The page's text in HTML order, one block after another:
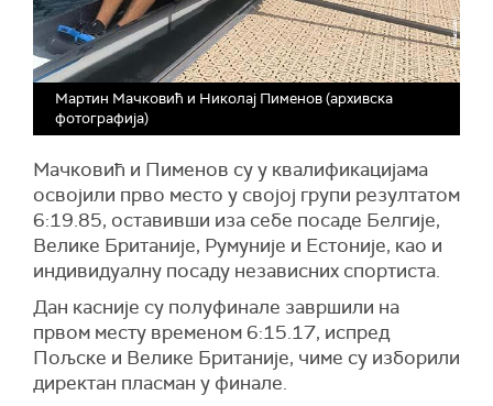
Мартин Мачковић и Николај Пименов (архивска
фотографија)
Мачковић и Пименов су у квалификацијама
освојили прво место у својој групи резултатом
6:19.85, оставивши иза себе посаде Белгије,
Велике Британије, Румуније и Естоније, као и
индивидуалну посаду независних спортиста.
Дан касније су полуфинале завршили на
првом месту временом 6:15.17, испред
Пољске и Велике Британије, чиме су изборили
директан пласман у финале.